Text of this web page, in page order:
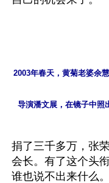
2003年春天，黄菊老婆余
导演潘文展，在镜子中照
捐了三千多万，张
会长。有了这个头
谁也说不出来什么